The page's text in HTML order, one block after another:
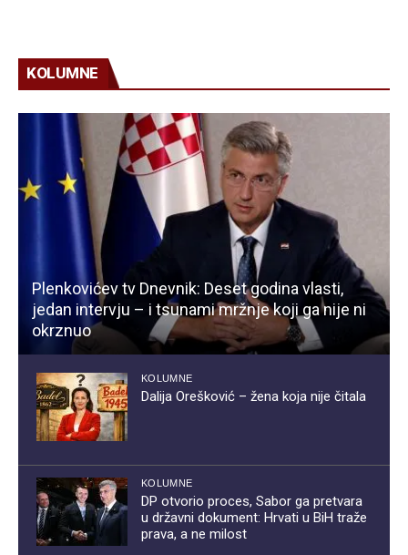
KOLUMNE
Plenkovićev tv Dnevnik: Deset godina vlasti,
jedan intervju – i tsunami mržnje koji ga nije ni
okrznuo
KOLUMNE
Dalija Orešković – žena koja nije čitala
KOLUMNE
DP otvorio proces, Sabor ga pretvara
u državni dokument: Hrvati u BiH traže
prava, a ne milost